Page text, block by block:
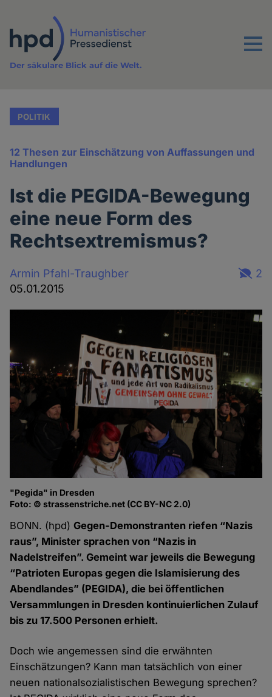
Inhalt
Menu
Der säkulare Blick auf die Welt.
POLITIK
12 Thesen zur Einschätzung von Auffassungen und
Handlungen
Ist die PEGIDA-Bewegung
eine neue Form des
Rechtsextremismus?
Armin Pfahl-Traughber
05.01.2015
2
"Pegida" in Dresden
Foto: © strassenstriche.net (CC BY-NC 2.0)
BONN. (hpd)Gegen-Demonstranten riefen “Nazis
raus”, Minister sprachen von “Nazis in
Nadelstreifen”. Gemeint war jeweils die Bewegung
“Patrioten Europas gegen die Islamisierung des
Abendlandes” (PEGIDA), die bei öffentlichen
Versammlungen in Dresden kontinuierlichen Zulauf
bis zu 17.500 Personen erhielt.
Doch wie angemessen sind die erwähnten
Einschätzungen? Kann man tatsächlich von einer
neuen nationalsozialistischen Bewegung sprechen?